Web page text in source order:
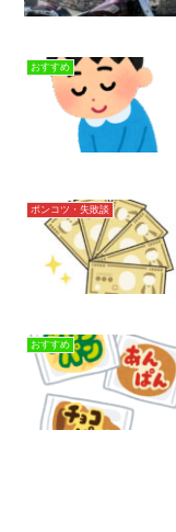
おすすめ
ポンコツ・失敗談
おすすめ